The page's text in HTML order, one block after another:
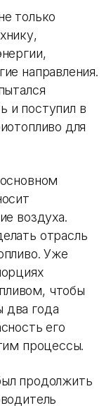
только
направления.
и поступил в
для
воздуха.
отрасль
Уже
чтобы
года
его
процессы.
продолжить